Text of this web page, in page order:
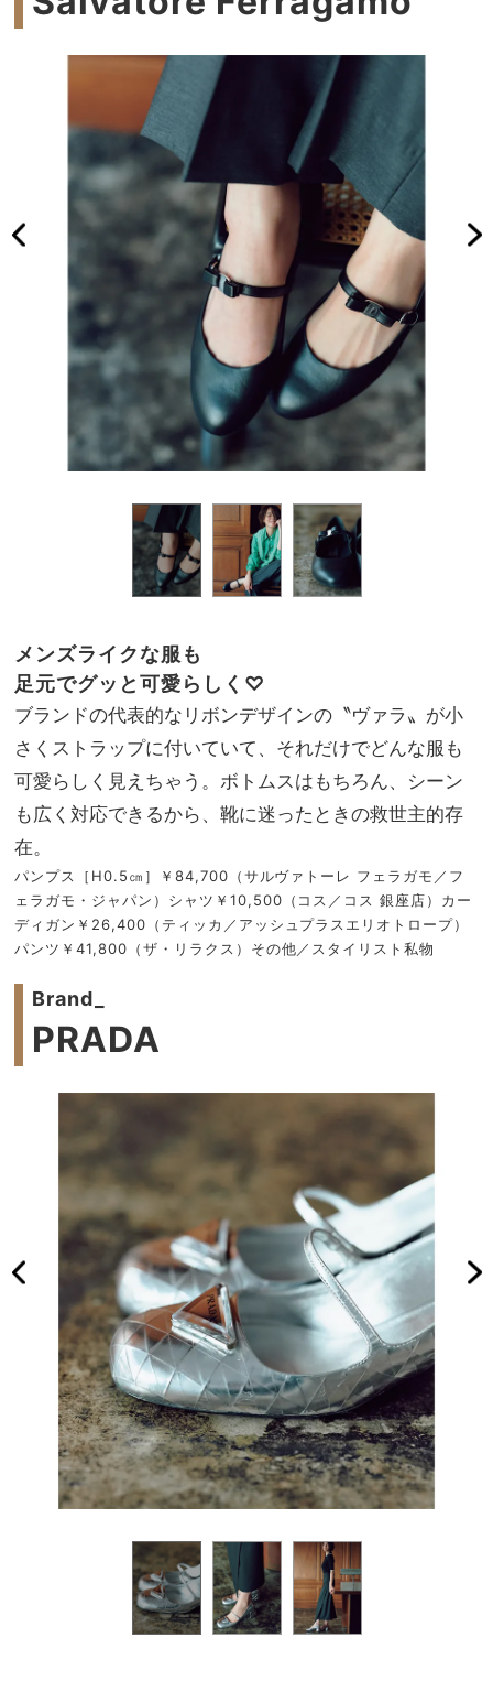
メンズライクな服も
足元でグッと可愛らしく♡
ブランドの代表的なリボンデザインの〝ヴァラ〟が小
さくストラップに付いていて、それだけでどんな服も
可愛らしく見えちゃう。ボトムスはもちろん、シーン
も広く対応できるから、靴に迷ったときの救世主的存
在。
パンプス［H0.5㎝］￥84,700（サルヴァトーレ フェラガモ／フ
ェラガモ・ジャパン）シャツ￥10,500（コス／コス 銀座店）カー
ディガン￥26,400（ティッカ／アッシュプラスエリオトロープ）
パンツ￥41,800（ザ・リラクス）その他／スタイリスト私物
Brand_
PRADA